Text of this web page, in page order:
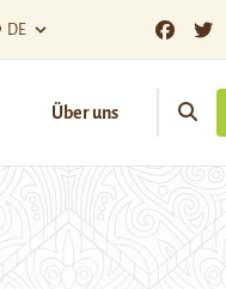
DE
Über uns